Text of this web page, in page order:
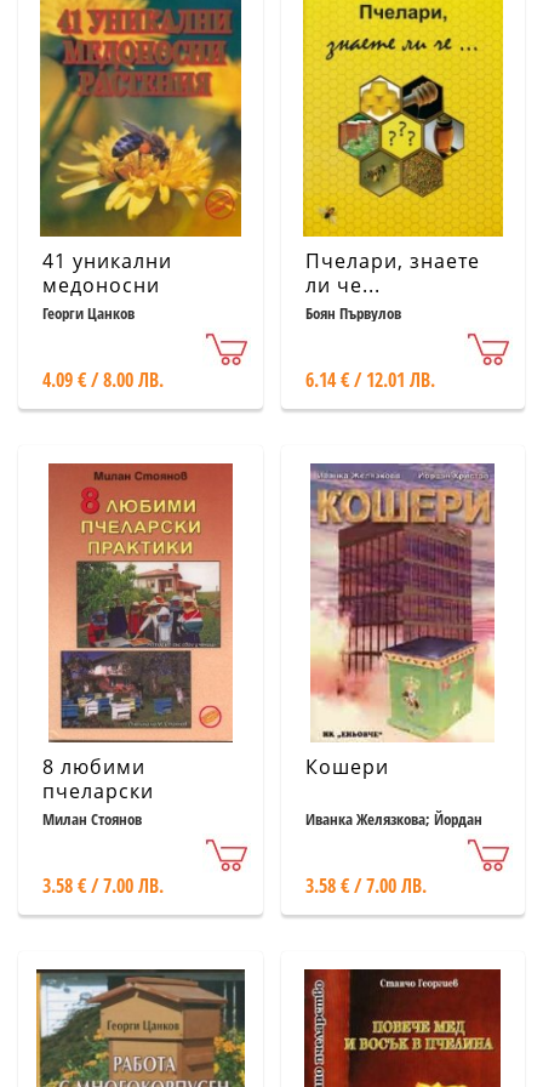
41 уникални
медоносни
растения
Георги Цанков
4.09 € / 8.00 ЛВ.
Пчелари, знаете
ли че...
Боян Първулов
6.14 € / 12.01 ЛВ.
8 любими
пчеларски
практики
Милан Стоянов
3.58 € / 7.00 ЛВ.
Кошери
Иванка Желязкова; Йордан
3.58 € / 7.00 ЛВ.